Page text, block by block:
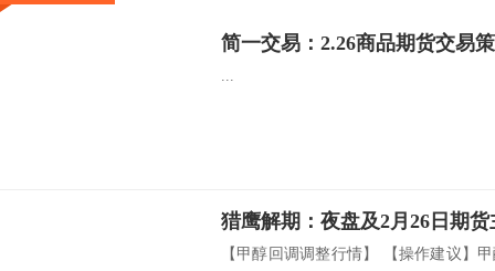
简一交易：2.26商品期货交易
...
猎鹰解期：夜盘及2月26日期
【甲醇回调调整行情】 【操作建议】